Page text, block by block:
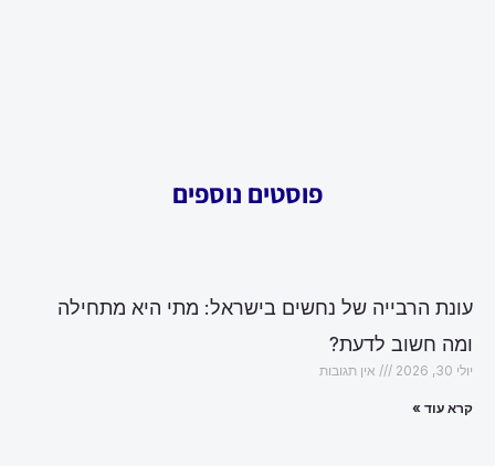
פוסטים נוספים
עונת הרבייה של נחשים בישראל: מתי היא מתחילה
ומה חשוב לדעת?
יולי 30, 2026 אין תגובות
קרא עוד »